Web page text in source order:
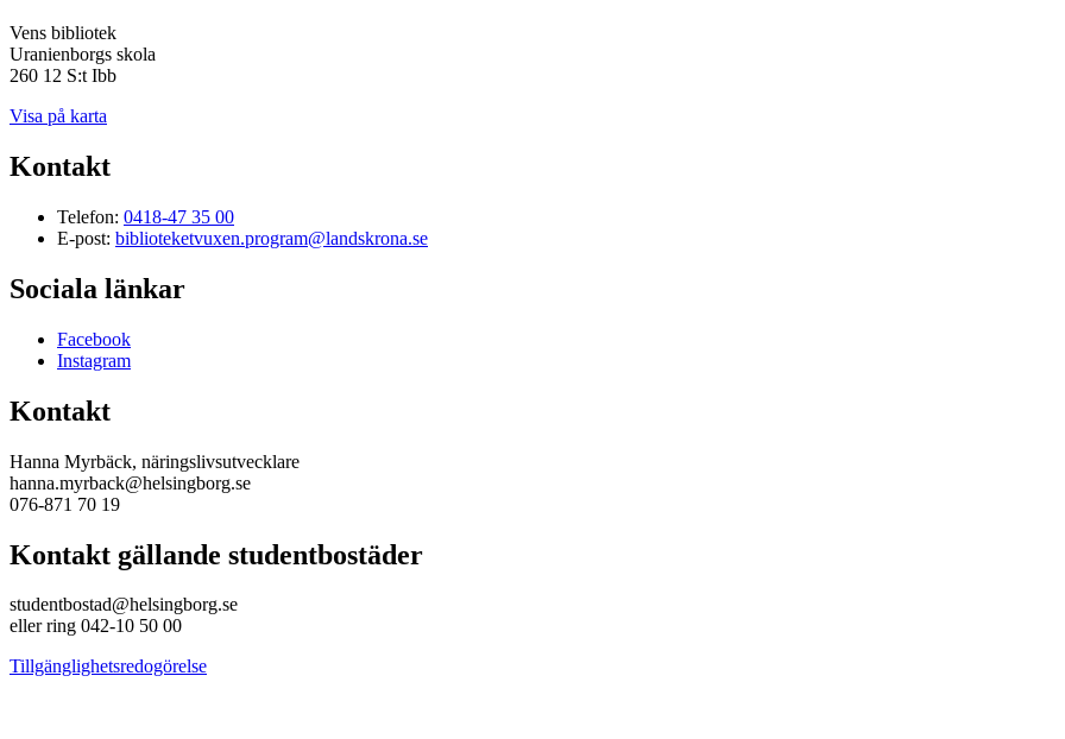
Vens bibliotek
Uranienborgs skola
260 12 S:t Ibb
Visa på karta
Kontakt
Telefon: 0418-47 35 00
E-post: biblioteketvuxen.program@landskrona.se
Sociala länkar
Facebook
Instagram
Kontakt
Hanna Myrbäck, näringslivsutvecklare
hanna.myrback@helsingborg.se
076-871 70 19
Kontakt gällande studentbostäder
studentbostad@helsingborg.se
eller ring 042-10 50 00
Tillgänglighetsredogörelse